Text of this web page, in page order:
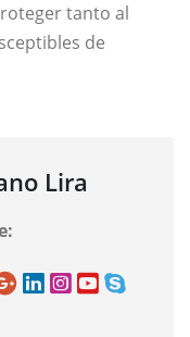
tanto al
de
Lira